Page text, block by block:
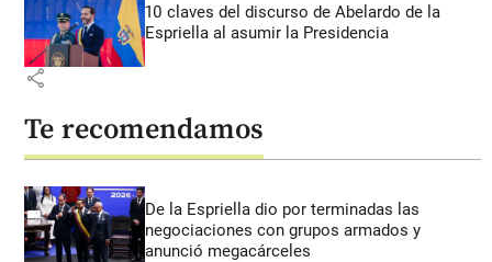
10 claves del discurso de Abelardo de la
Espriella al asumir la Presidencia
share
Te recomendamos
De la Espriella dio por terminadas las
negociaciones con grupos armados y
anunció megacárceles